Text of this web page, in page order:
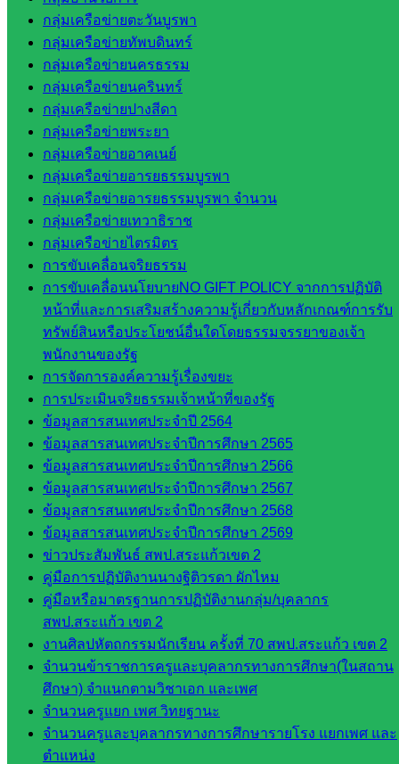
กลุ่มเครือข่ายตะวันบูรพา
กลุ่มเครือข่ายทัพบดินทร์
กลุ่มเครือข่ายนครธรรม
กลุ่มเครือข่ายนครินทร์
กลุ่มเครือข่ายปางสีดา
กลุ่มเครือข่ายพระยา
กลุ่มเครือข่ายอาคเนย์
กลุ่มเครือข่ายอารยธรรมบูรพา
กลุ่มเครือข่ายอารยธรรมบูรพา จำนวน
กลุ่มเครือข่ายเทวาธิราช
กลุ่มเครือข่ายไตรมิตร
การขับเคลื่อนจริยธรรม
การขับเคลื่อนนโยบายNO GIFT POLICY จากการปฏิบัติ
หน้าที่และการเสริมสร้างความรู้เกี่ยวกับหลักเกณฑ์การรับ
ทรัพย์สินหรือประโยชน์อื่นใดโดยธรรมจรรยาของเจ้า
พนักงานของรัฐ
การจัดการองค์ความรู้เรื่องขยะ
การประเมินจริยธรรมเจ้าหน้าที่ของรัฐ
ข้อมูลสารสนเทศประจำปี 2564
ข้อมูลสารสนเทศประจำปีการศึกษา 2565
ข้อมูลสารสนเทศประจำปีการศึกษา 2566
ข้อมูลสารสนเทศประจำปีการศึกษา 2567
ข้อมูลสารสนเทศประจำปีการศึกษา 2568
ข้อมูลสารสนเทศประจำปีการศึกษา 2569
ข่าวประสัมพันธ์ สพป.สระแก้วเขต 2
คู่มือการปฏิบัติงานนางฐิติวรดา ผักไหม
คู่มือหรือมาตรฐานการปฏิบัติงานกลุ่ม/บุคลากร
สพป.สระแก้ว เขต 2
งานศิลปหัตถกรรมนักเรียน ครั้งที่ 70 สพป.สระแก้ว เขต 2
จำนวนข้าราชการครูและบุคลากรทางการศึกษา(ในสถาน
ศึกษา) จำแนกตามวิชาเอก และเพศ
จำนวนครูแยก เพศ วิทยฐานะ
จำนวนครูและบุคลากรทางการศึกษารายโรง แยกเพศ และ
ตำแหน่ง
สพป.สระแก้ว
เขต 1
โรงเรียน
ในสังกัด
สพป.สระแก้ว
เขต 2
วิทยาลัย
เทคนิค
สระแก้ว
วิทยาลัย
เทคนิค
วังน้ำเย็น
กศน.สระแก้ว
เว็บไซต์
กลุ่มงาน
ใน
สำนักงาน
กลุ่
มอำนวย
การ
กลุ่ม
บริหาร
งานงาน
เงินและ
สินทรัพย์
กลุ่มน
โยบาย
และแผน
กลุ่มส่ง
เสริมการ